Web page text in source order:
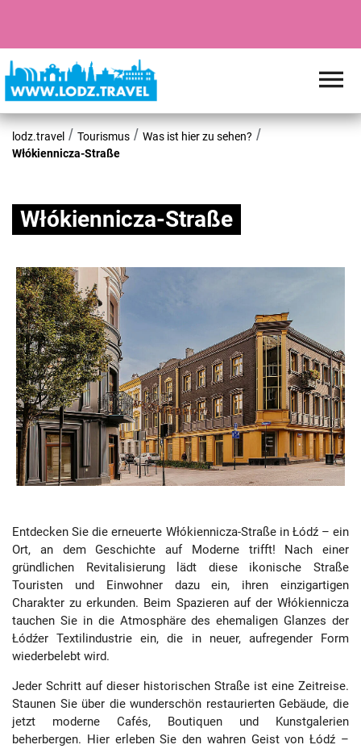
lodz.travel Tourismus
Was ist hier zu sehen?
Włókiennicza-Straße
Włókiennicza-Straße
Entdecken Sie die erneuerte Włókiennicza-Straße in Łódź – ein
Ort, an dem Geschichte auf Moderne trifft! Nach einer
gründlichen Revitalisierung lädt diese ikonische Straße
Touristen und Einwohner dazu ein, ihren einzigartigen
Charakter zu erkunden. Beim Spazieren auf der Włókiennicza
tauchen Sie in die Atmosphäre des ehemaligen Glanzes der
Łódźer Textilindustrie ein, die in neuer, aufregender Form
wiederbelebt wird.
Jeder Schritt auf dieser historischen Straße ist eine Zeitreise.
Staunen Sie über die wunderschön restaurierten Gebäude, die
jetzt moderne Cafés, Boutiquen und Kunstgalerien
beherbergen. Hier erleben Sie den wahren Geist von Łódź –